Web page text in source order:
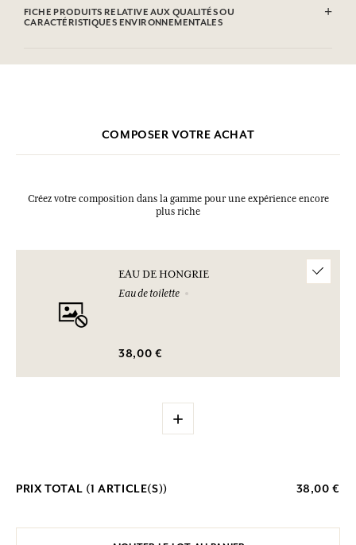
Limonene, Hydroxycitronellal, Linalool, Alpha-isomethyl Ionone,
Citronellol, Citral, Geraniol, Coumarin, Evernia Prunastri (Oak Moss)
FICHE PRODUITS RELATIVE AUX QUALITÉS OU
CARACTÉRISTIQUES ENVIRONNEMENTALES
COMPOSER VOTRE ACHAT
Créez votre composition dans la gamme pour une expérience encore
plus riche
EAU DE HONGRIE
Eau de toilette
38,00 €
+
PRIX TOTAL (1 ARTICLE(S)) 38,00 €